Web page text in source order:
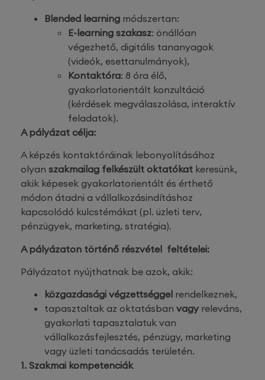
Blended learning módszertan:
E-learning szakasz: önállóan
végezhető, digitális tananyagok
(videók, esettanulmányok),
Kontaktóra: 8 óra élő,
gyakorlatorientált konzultáció
(kérdések megválaszolása, interaktív
feladatok).
A pályázat célja:
A képzés kontaktóráinak lebonyolításához
olyan szakmailag felkészült oktatókat keresünk,
akik képesek gyakorlatorientált és érthető
módon átadni a vállalkozásindításhoz
kapcsolódó kulcstémákat (pl. üzleti terv,
pénzügyek, marketing, stratégia).
A pályázaton történő részvétel feltételei:
Pályázatot nyújthatnak be azok, akik:
közgazdasági végzettséggel rendelkeznek,
tapasztaltak az oktatásban vagy releváns,
gyakorlati tapasztalatuk van
vállalkozásfejlesztés, pénzügy, marketing
vagy üzleti tanácsadás területén.
1. Szakmai kompetenciák